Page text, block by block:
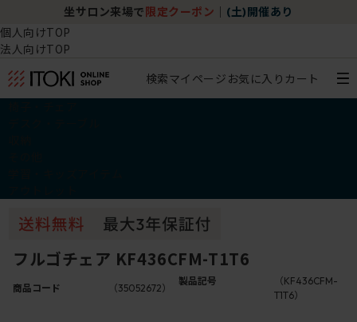
坐サロン来場で 限定クーポン (土)開催あり
個人向けTOP
法人向けTOP
検索マイページ お気に入り カート
フルゴチェア KF436CFM-T1T6
商品コード （35052672）
製品記号
（KF436CFM-
T1T6）